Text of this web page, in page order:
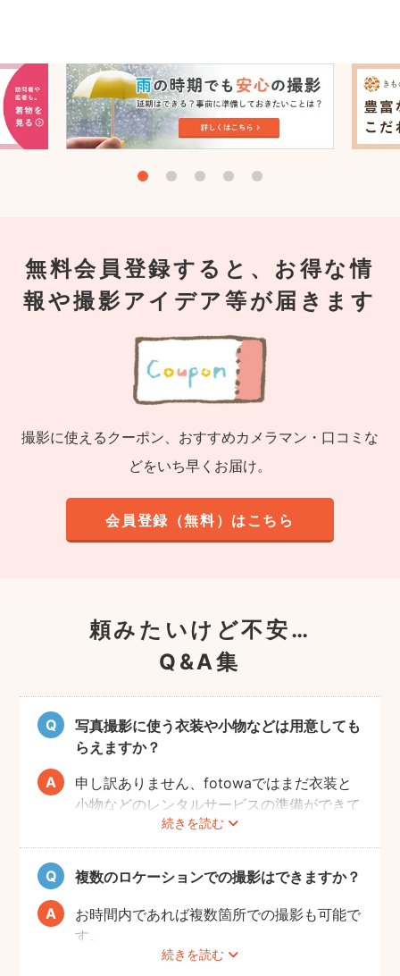
無料会員登録すると、お得な情
報や撮影アイデア等が届きます
撮影に使えるクーポン、おすすめカメラマン・口コミな
どをいち早くお届け。
会員登録（無料）はこちら
頼みたいけど不安…
Q&A集
写真撮影に使う衣装や小物などは用意しても
らえますか？
続きを読む
申し訳ありません、fotowaではまだ衣装と
小物などのレンタルサービスの準備ができて
おりませんので、お客様ご自身にご用意をお
願いしております。
複数のロケーションでの撮影はできますか？
続きを読む
お時間内であれば複数箇所での撮影も可能で
す。
事前に撮りたい場所や撮影のイメージをフォ